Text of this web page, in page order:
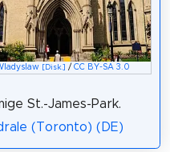
[Disk.] / CC BY-SA 3.0
St.-James-Park.
(Toronto) (DE)